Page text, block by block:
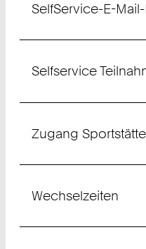
SelfService-E-
Selfservice
Zugang Sportstätte
Wechselzeiten